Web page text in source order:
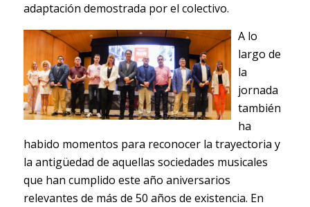
adaptación demostrada por el colectivo.
A lo
largo de
la
jornada
también
ha
habido momentos para reconocer la trayectoria y
la antigüedad de aquellas sociedades musicales
que han cumplido este año aniversarios
relevantes de más de 50 años de existencia. En